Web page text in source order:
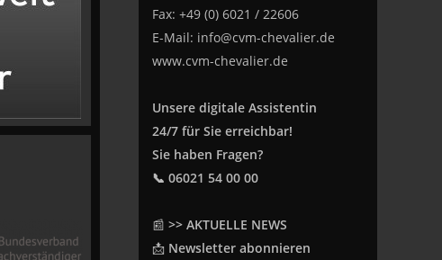
Fax: +49 (0) 6021 / 22606
E-Mail: info@cvm-chevalier.de
www.cvm-chevalier.de
Unsere digitale Assistentin
24/7 für Sie erreichbar!
Sie haben Fragen?
📞 06021 54 00 00
📰 >> AKTUELLE NEWS
📩 Newsletter abonnieren